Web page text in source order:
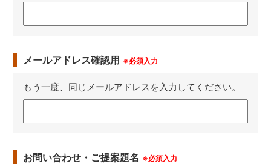
メールアドレス確認用 ※必須入力
もう一度、同じメールアドレスを入力してください。
お問い合わせ・ご提案題名 ※必須入力